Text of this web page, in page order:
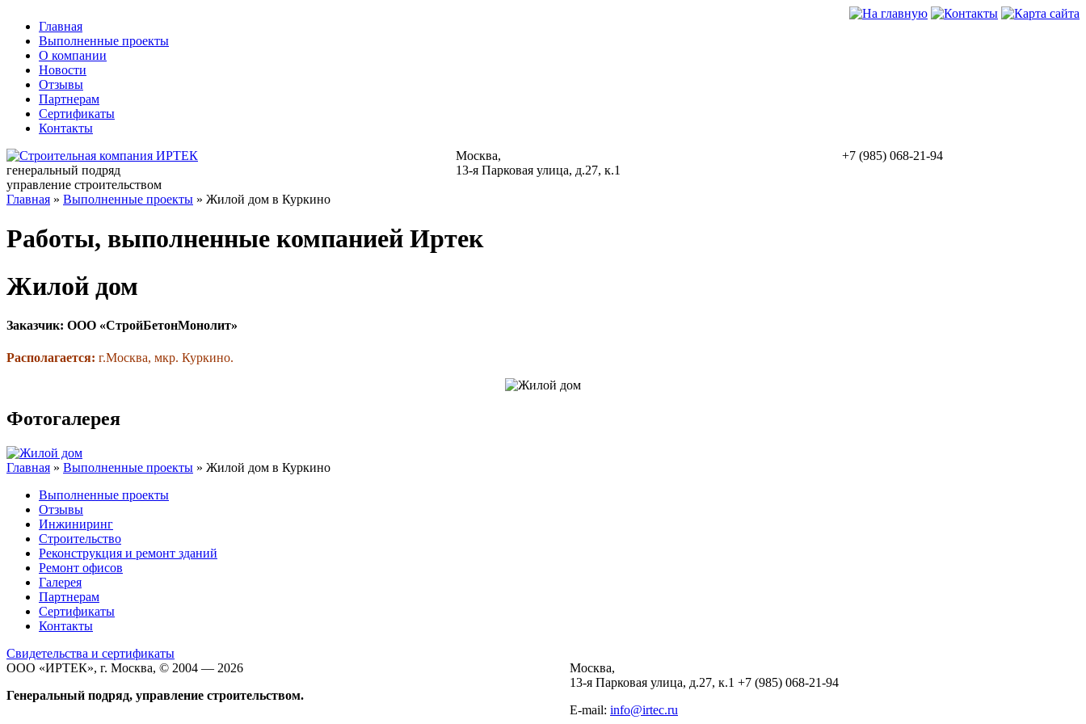
Главная
Выполненные проекты
О компании
Новости
Отзывы
Партнерам
Сертификаты
Контакты
генеральный подряд
управление строительством
Москва,
13-я Парковая улица, д.27, к.1
+7 (985) 068-21-94
Главная » Выполненные проекты » Жилой дом в Куркино
Работы, выполненные компанией Иртек
Жилой дом
Заказчик: ООО «СтройБетонМонолит»
Располагается: г.Москва, мкр. Куркино.
Фотогалерея
Главная » Выполненные проекты » Жилой дом в Куркино
Выполненные проекты
Отзывы
Инжиниринг
Строительство
Реконструкция и ремонт зданий
Ремонт офисов
Галерея
Партнерам
Сертификаты
Контакты
Свидетельства и сертификаты
ООО «ИРТЕК», г. Москва, © 2004 — 2026
Генеральный подряд, управление строительством.
Москва,
13-я Парковая улица, д.27, к.1 +7 (985) 068-21-94
E-mail: info@irtec.ru